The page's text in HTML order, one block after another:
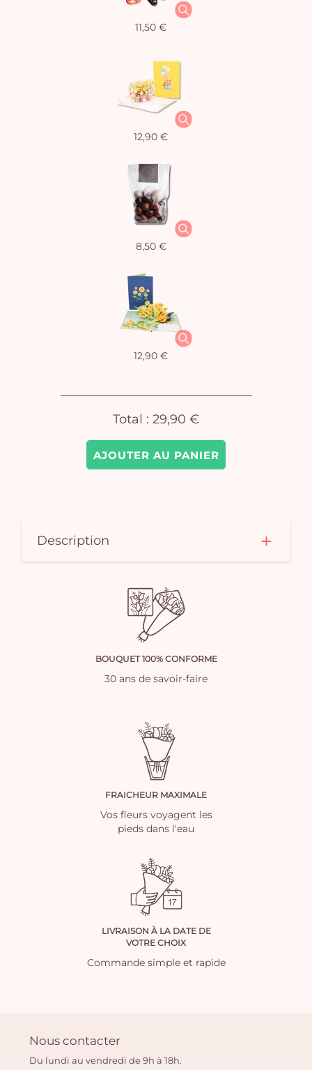
AJOUTER AU PANIER
11,50 €
12,90 €
8,50 €
12,90 €
Total : 29,90 €
Description
BOUQUET 100% CONFORME
30 ans de savoir-faire
FRAICHEUR MAXIMALE
Vos fleurs voyagent les
pieds dans l'eau
LIVRAISON À LA DATE DE
VOTRE CHOIX
Commande simple et rapide
Nous contacter
Du lundi au vendredi de 9h à 18h.